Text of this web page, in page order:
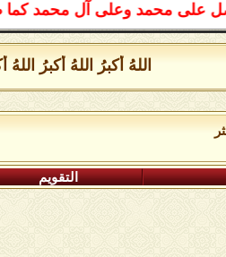
وعلى آل محمد كما صليت على
اللهُ أكبرُ اللهُ أكبرُ اللهُ
التقويم